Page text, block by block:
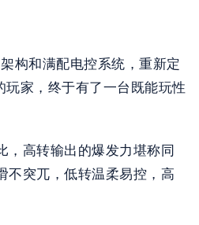
构和满配电控系统，重新定
家，终于有了一台既能玩性
高转输出的爆发力堪称同
不突兀，低转温柔易控，高